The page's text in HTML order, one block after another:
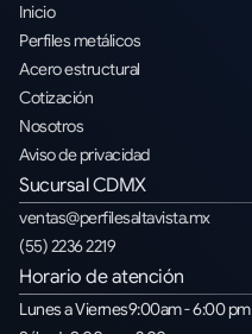
Inicio
Perfiles metálicos
Acero estructural
Cotización
Nosotros
Aviso de privacidad
Sucursal CDMX
ventas@perfilesaltavista.mx
(55) 2236 2219
Horario de atención
Lunes a Viernes9:00am - 6:00 pm